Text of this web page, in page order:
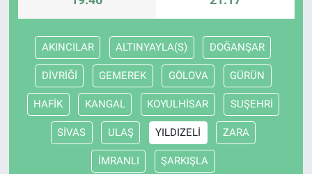
AKINCILAR ALTINYAYLA(S) DOĞANŞAR
DİVRİĞİ GEMEREK GÖLOVA GÜRÜN
HAFİK KANGAL KOYULHİSAR SUŞEHRİ
SİVAS ULAŞ YILDIZELİ ZARA
İMRANLI ŞARKIŞLA